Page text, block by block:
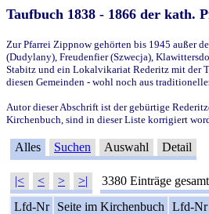
Taufbuch 1838 - 1866 der kath.
Zur Pfarrei Zippnow gehörten bis 1945 außer
(Dudylany), Freudenfier (Szwecja),
Stabitz und ein Lokalvikariat Rederitz mit der
diesen Gemeinden - wohl noch aus
Autor dieser Abschrift ist der gebürtige
Kirchenbuch, sind in dieser Liste korrigiert
Alles Suchen Auswahl Detail
|< < > >| 3380 Einträge
Lfd-Nr
Seite im Kirchenbuch Lfd-Nr